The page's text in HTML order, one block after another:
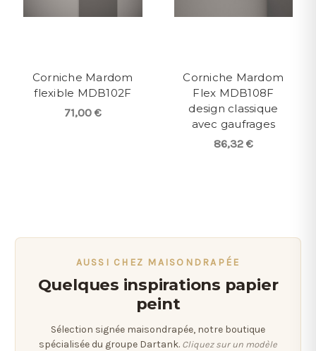
Corniche Mardom
flexible MDB102F
71,00 €
Corniche Mardom
Flex MDB108F
design classique
avec gaufrages
86,32 €
AUSSI CHEZ MAISONDRAPÉE
Quelques inspirations papier
peint
Sélection signée maisondrapée, notre boutique
spécialisée du groupe Dartank. Cliquez sur un modèle